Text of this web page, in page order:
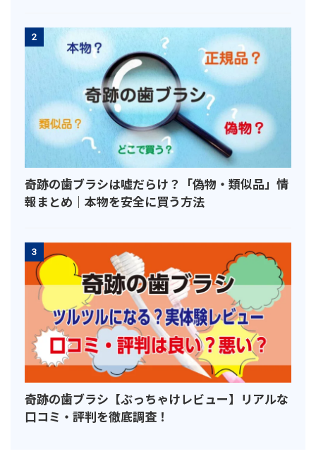
2
奇跡の歯ブラシは嘘だらけ？「偽物・類似品」情
報まとめ｜本物を安全に買う方法
3
奇跡の歯ブラシ【ぶっちゃけレビュー】リアルな
口コミ・評判を徹底調査！